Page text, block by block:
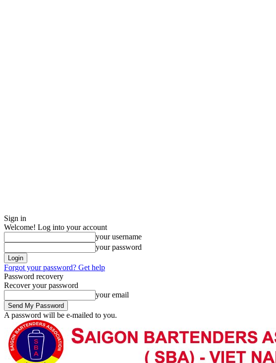
Sign in
Welcome! Log into your account
your username
your password
Forgot your password? Get help
Password recovery
Recover your password
your email
A password will be e-mailed to you.